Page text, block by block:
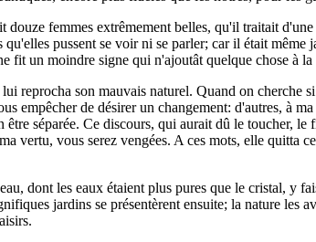
femmes extrêmement belles, qu'il traitait
pussent se voir ni se parler; car il était même
fit un moindre signe qui n'ajoutât quelque chose à
reprocha son mauvais naturel. Quand on cherche
empêcher de désirer un changement: d'autres, à
séparée. Ce discours, qui aurait dû le toucher,
vertu, vous serez vengées. A ces mots, elle quitta
dont les eaux étaient plus pures que le cristal, y
jardins se présentèrent ensuite; la nature les